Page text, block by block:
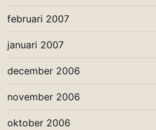
februari 2007
januari 2007
december 2006
november 2006
oktober 2006